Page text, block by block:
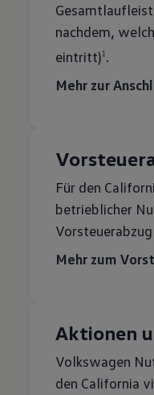
nachdem,
eintritt)1 .
Mehr zur
Für den
betrieblicher
Mehr zum
Aktionen
Volkswagen
den California